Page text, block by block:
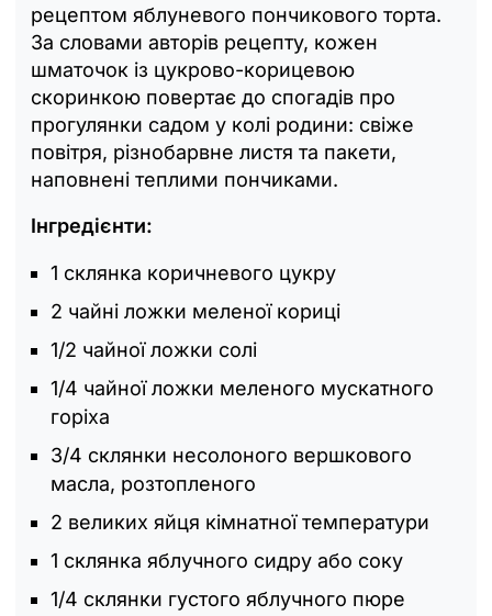
рецептом яблуневого пончикового торта.
За словами авторів рецепту, кожен
шматочок із цукрово-корицевою
скоринкою повертає до спогадів про
прогулянки садом у колі родини: свіже
повітря, різнобарвне листя та пакети,
наповнені теплими пончиками.
Інгредієнти:
1 склянка коричневого цукру
2 чайні ложки меленої кориці
1/2 чайної ложки солі
1/4 чайної ложки меленого мускатного
горіха
3/4 склянки несолоного вершкового
масла, розтопленого
2 великих яйця кімнатної температури
1 склянка яблучного сидру або соку
1/4 склянки густого яблучного пюре